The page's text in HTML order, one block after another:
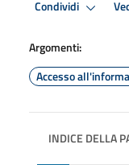
Condividi
Argomenti:
Accesso
INDICE DELLA